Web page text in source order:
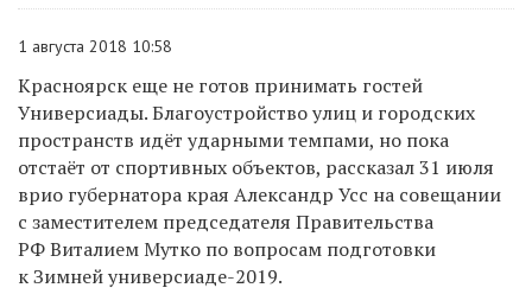
1 августа 2018 10:58
Красноярск еще не готов принимать гостей
Универсиады. Благоустройство улиц и городских
пространств идёт ударными темпами, но пока
отстаёт от спортивных объектов, рассказал 31 июля
врио губернатора края Александр Усс на совещании
с заместителем председателя Правительства
РФ Виталием Мутко по вопросам подготовки
к Зимней универсиаде-2019.